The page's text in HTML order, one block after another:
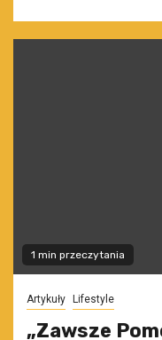
1 min przeczytania
Artykuły Lifestyle
„Zawsze